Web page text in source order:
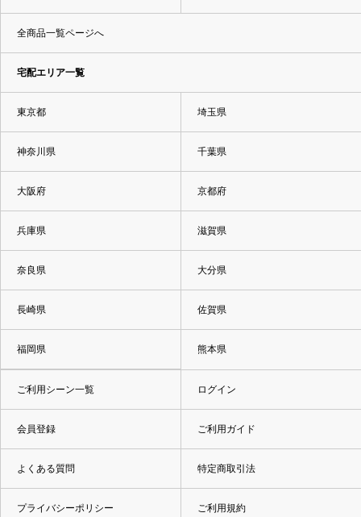
全商品一覧ページへ
宅配エリア一覧
東京都 埼玉県
神奈川県 千葉県
大阪府 京都府
兵庫県 滋賀県
奈良県 大分県
長崎県 佐賀県
福岡県 熊本県
ご利用シーン一覧 ログイン
会員登録 ご利用ガイド
よくある質問 特定商取引法
プライバシーポリシー ご利用規約